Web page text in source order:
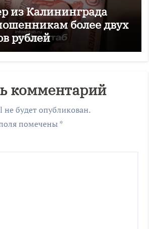
из Калининграда
более двух
рублей
комментарий
не будет опубликован.
помечены *